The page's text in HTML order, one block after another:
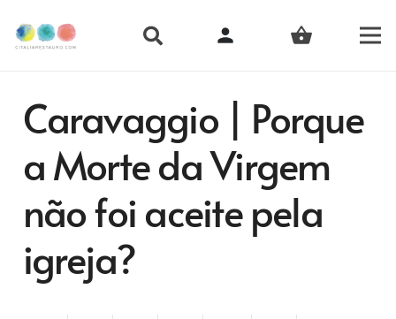
person shopping_basket
Caravaggio | Porque
a Morte da Virgem
não foi aceite pela
igreja?